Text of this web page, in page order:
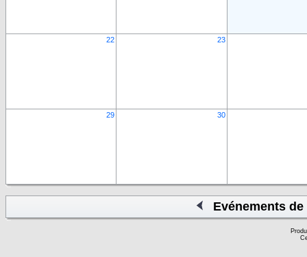
22 23
29 30
Evénements